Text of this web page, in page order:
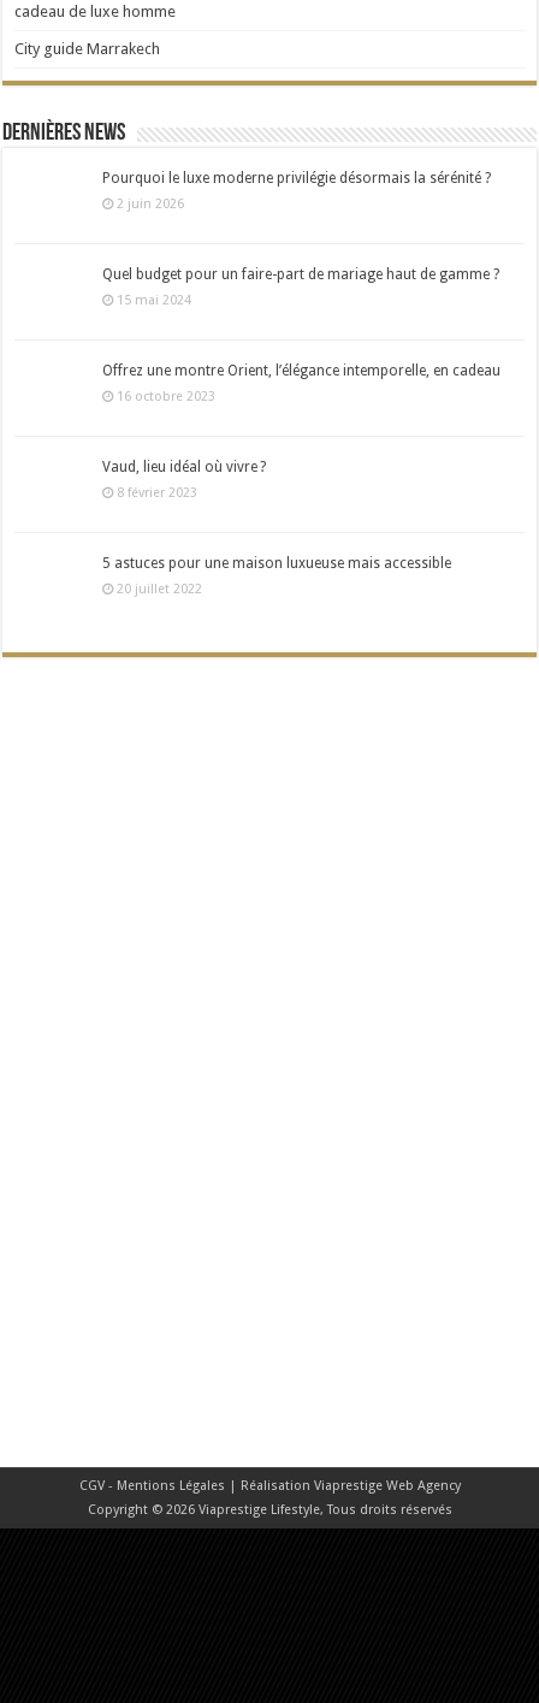
cadeau de luxe homme
City guide Marrakech
Dernières news
Pourquoi le luxe moderne privilégie désormais la sérénité ?
2 juin 2026
Quel budget pour un faire-part de mariage haut de gamme ?
15 mai 2024
Offrez une montre Orient, l’élégance intemporelle, en cadeau
16 octobre 2023
Vaud, lieu idéal où vivre ?
8 février 2023
5 astuces pour une maison luxueuse mais accessible
20 juillet 2022
CGV - Mentions Légales | Réalisation Viaprestige Web Agency
Copyright © 2026 Viaprestige Lifestyle, Tous droits réservés